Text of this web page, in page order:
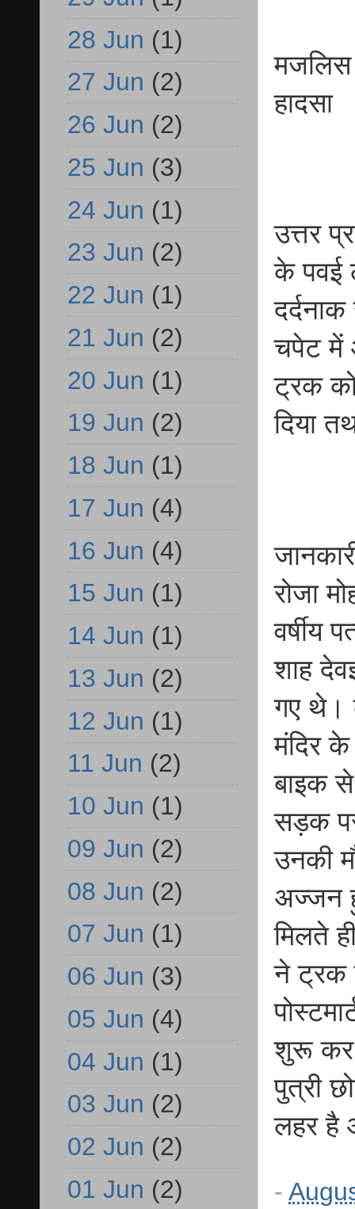
मजलिस
हादसा
उत्तर
के पवई
चपेट में
ट्रक
दिया
रोजा
वर्षीय
शाह
गए थे।
मंदिर
बाइक
सड़क
उनकी
अज्जन
मिलते
ने ट्रक
शुरू कर
पुत्री
लहर है
-
28 Jun (1)
27 Jun (2)
26 Jun (2)
25 Jun (3)
24 Jun (1)
23 Jun (2)
22 Jun (1)
21 Jun (2)
20 Jun (1)
19 Jun (2)
18 Jun (1)
17 Jun (4)
16 Jun (4)
15 Jun (1)
14 Jun (1)
13 Jun (2)
12 Jun (1)
11 Jun (2)
10 Jun (1)
09 Jun (2)
08 Jun (2)
07 Jun (1)
06 Jun (3)
05 Jun (4)
04 Jun (1)
03 Jun (2)
02 Jun (2)
01 Jun (2)